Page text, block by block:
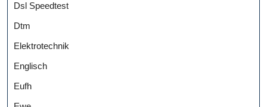
Dsl Speedtest
Dtm
Elektrotechnik
Englisch
Eufh